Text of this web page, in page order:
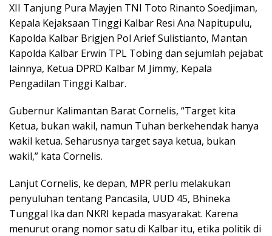
XII Tanjung Pura Mayjen TNI Toto Rinanto Soedjiman,
Kepala Kejaksaan Tinggi Kalbar Resi Ana Napitupulu,
Kapolda Kalbar Brigjen Pol Arief Sulistianto, Mantan
Kapolda Kalbar Erwin TPL Tobing dan sejumlah pejabat
lainnya, Ketua DPRD Kalbar M Jimmy, Kepala
Pengadilan Tinggi Kalbar.
Gubernur Kalimantan Barat Cornelis, “Target kita
Ketua, bukan wakil, namun Tuhan berkehendak hanya
wakil ketua. Seharusnya target saya ketua, bukan
wakil,” kata Cornelis.
Lanjut Cornelis, ke depan, MPR perlu melakukan
penyuluhan tentang Pancasila, UUD 45, Bhineka
Tunggal Ika dan NKRI kepada masyarakat. Karena
menurut orang nomor satu di Kalbar itu, etika politik di